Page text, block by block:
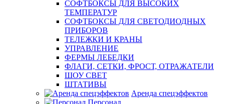
СОФТБОКСЫ ДЛЯ ВЫСОКИХ
ТЕМПЕРАТУР
СОФТБОКСЫ ДЛЯ СВЕТОДИОДНЫХ
ПРИБОРОВ
ТЕЛЕЖКИ И КРАНЫ
УПРАВЛЕНИЕ
ФЕРМЫ ЛЕБЕДКИ
ФЛАГИ, СЕТКИ, ФРОСТ, ОТРАЖАТЕЛИ
ШОУ СВЕТ
ШТАТИВЫ
Аренда спецэффектов
Персонал